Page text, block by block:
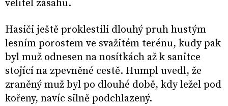
velitel zásahu.
Hasiči ještě proklestili dlouhý pruh hustým
lesním porostem ve svažitém terénu, kudy pak
byl muž odnesen na nosítkách až k sanitce
stojící na zpevněné cestě. Humpl uvedl, že
zraněný muž byl po dlouhé době, kdy ležel pod
kořeny, navíc silně podchlazený.